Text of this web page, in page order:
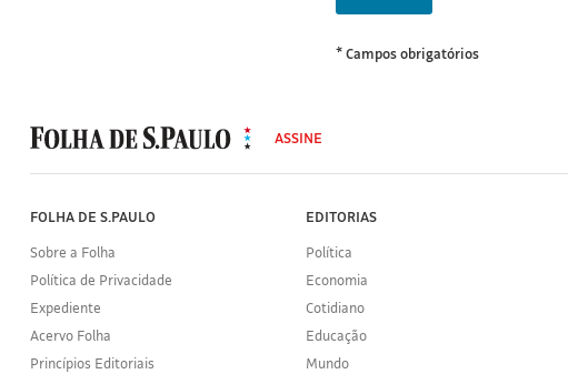
* Campos obrigatórios
Folha
de
S.Paulo
ASSINE
FOLHA DE S.PAULO
Sobre a Folha
Política de Privacidade
Expediente
Acervo Folha
Princípios Editoriais
EDITORIAS
Política
Economia
Cotidiano
Educação
Mundo